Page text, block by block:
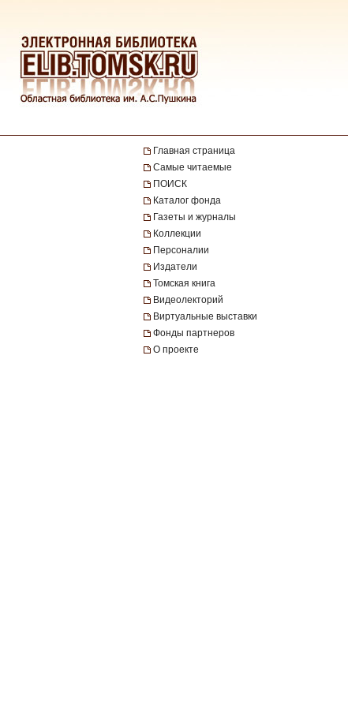
Главная страница
Самые читаемые
ПОИСК
Каталог фонда
Газеты и журналы
Коллекции
Персоналии
Издатели
Томская книга
Видеолекторий
Виртуальные выставки
Фонды партнеров
О проекте